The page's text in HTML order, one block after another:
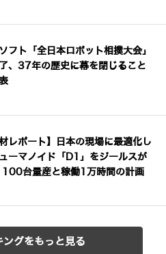
フト「全日本ロボット相撲大会」
、37年の歴史に幕を閉じること
材レポート】日本の現場に最適化し
ーマノイド「D1」をジールスが
100台量産と稼働1万時間の計画
ングをもっと見る